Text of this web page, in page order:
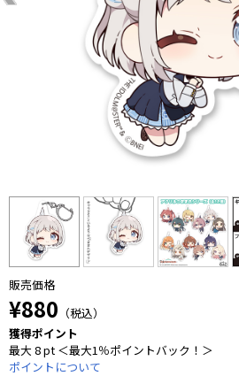
販売価格
¥880 （税込）
獲得ポイント
最大 8 pt ＜最大1％ポイントバック！＞
ポイントについて